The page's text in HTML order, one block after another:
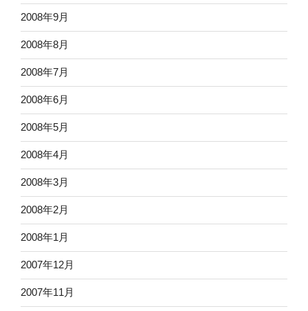
2008年9月
2008年8月
2008年7月
2008年6月
2008年5月
2008年4月
2008年3月
2008年2月
2008年1月
2007年12月
2007年11月